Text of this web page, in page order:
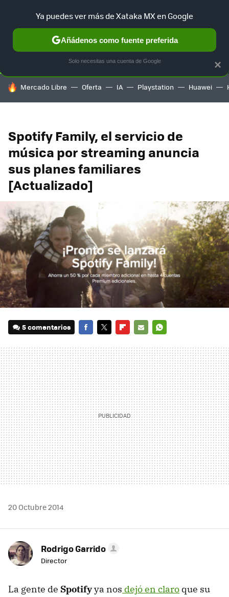
SELECCIÓN GAMING HOME AUTO TERRITORIO
HOY SE HABLA DE
Mercado Libre Oferta IA Playstation Huawei
Spotify Family, el servicio de
música por streaming anuncia
sus planes familiares
[Actualizado]
5 comentarios
MAIL
20 Octubre 2014
Rodrigo Garrido
Director
La gente de Spotifyya nos dejó en claro que su
×
Ya puedes ver más de Xataka MX en Google
Añádenos como fuente preferida
Solo necesitas una cuenta de Google